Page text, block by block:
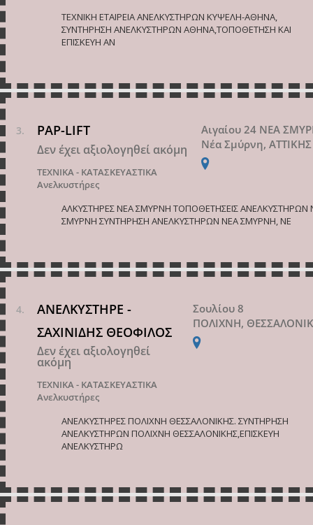
ΤΕΧΝΙΚΗ ΕΤΑΙΡΕΙΑ ΑΝΕΛΚΥΣΤΗΡΩΝ ΚΥΨΕΛΗ-ΑΘΗΝΑ,
ΣΥΝΤΗΡΗΣΗ ΑΝΕΛΚΥΣΤΗΡΩΝ ΑΘΗΝΑ,ΤΟΠΟΘΕΤΗΣΗ ΚΑΙ
ΕΠΙΣΚΕΥΗ ΑΝ
PAP-LIFT
Δεν έχει αξιολογηθεί ακόμη
ΤΕΧΝΙΚΑ - ΚΑΤΑΣΚΕΥΑΣΤΙΚΑ
Ανελκυστήρες
Αιγαίου 24 ΝΕΑ
Νέα Σμύρνη, ΑΤΤΙΚΗΣ
ΑΛΚΥΣΤΗΡΕΣ ΝΕΑ ΣΜΥΡΝΗ ΤΟΠΟΘΕΤΗΣΕΙΣ ΑΝΕΛΚΥΣΤΗΡΩΝ
ΣΜΥΡΝΗ ΣΥΝΤΗΡΗΣΗ ΑΝΕΛΚΥΣΤΗΡΩΝ ΝΕΑ ΣΜΥΡΝΗ, ΝΕ
ΑΝΕΛΚΥΣΤΗΡΕ -
ΣΑΧΙΝΙΔΗΣ ΘΕΟΦΙΛΟΣ
Δεν έχει αξιολογηθεί
ακόμη
ΤΕΧΝΙΚΑ - ΚΑΤΑΣΚΕΥΑΣΤΙΚΑ
Ανελκυστήρες
Σουλίου 8
ΠΟΛΙΧΝΗ,
ΑΝΕΛΚΥΣΤΗΡΕΣ ΠΟΛΙΧΝΗ ΘΕΣΣΑΛΟΝΙΚΗΣ. ΣΥΝΤΗΡΗΣΗ
ΑΝΕΛΚΥΣΤΗΡΩΝ ΠΟΛΙΧΝΗ ΘΕΣΣΑΛΟΝΙΚΗΣ,ΕΠΙΣΚΕΥΗ
ΑΝΕΛΚΥΣΤΗΡΩ